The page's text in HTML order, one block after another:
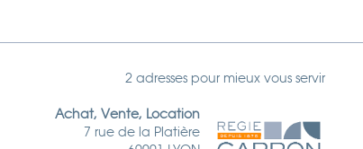
2 adresses pour mieux vous servir
Achat, Vente, Location
7 rue de la Platière